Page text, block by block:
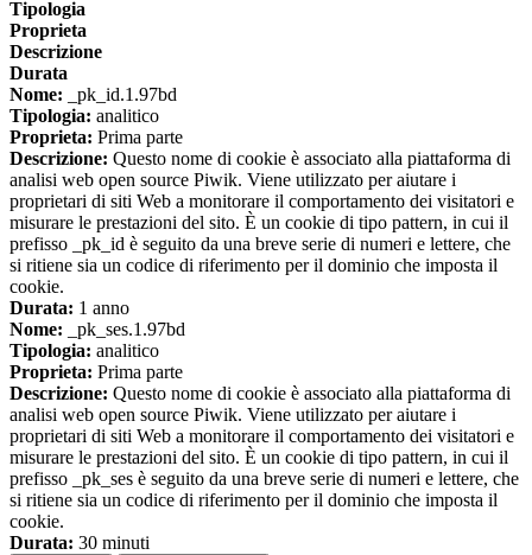
Tipologia
Proprieta
Descrizione
Durata
Nome: _pk_id.1.97bd
Tipologia: analitico
Proprieta: Prima parte
Descrizione: Questo nome di cookie è associato alla piattaforma di
analisi web open source Piwik. Viene utilizzato per aiutare i
proprietari di siti Web a monitorare il comportamento dei visitatori e
misurare le prestazioni del sito. È un cookie di tipo pattern, in cui il
prefisso _pk_id è seguito da una breve serie di numeri e lettere, che
si ritiene sia un codice di riferimento per il dominio che imposta il
cookie.
Durata: 1 anno
Nome: _pk_ses.1.97bd
Tipologia: analitico
Proprieta: Prima parte
Descrizione: Questo nome di cookie è associato alla piattaforma di
analisi web open source Piwik. Viene utilizzato per aiutare i
proprietari di siti Web a monitorare il comportamento dei visitatori e
misurare le prestazioni del sito. È un cookie di tipo pattern, in cui il
prefisso _pk_ses è seguito da una breve serie di numeri e lettere, che
si ritiene sia un codice di riferimento per il dominio che imposta il
cookie.
Durata: 30 minuti